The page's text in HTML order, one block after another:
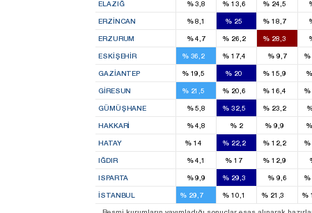
ELAZIĞ %3,8 %13,6 % 24,5
ERZINCAN %8,1 % 25
1
% 18,7
ERZURUM %4,7 %26,2 % 28,3
ESKIŞEHIR %36,2 %17,4 % 9,7 %
GAZIANTEP %19,5 % 20
3
% 15,9 %
GIRESUN %21,5 %20,6 % 16,4 %
GÜMÜŞHANE %5,8 %32,5 % 23,2
HAKKARI %4,8 % 2 % 9,9
1
%
HATAY % 14
2
%22,2 % 12,2 %
IĞDIR %4,1 % 17
1
% 12,9
ISPARTA %9,9 %29,3 % 9,6 %
İSTANBUL % 29,7 %10,1 %21,3 %